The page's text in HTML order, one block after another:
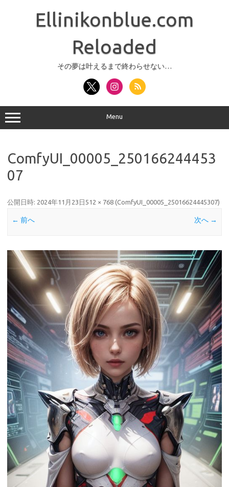
Ellinikonblue.com
Reloaded
その夢は叶えるまで終わらせない…
Menu
ComfyUI_00005_250166244453
07
公開日時: 2024年11月23日 512 × 768 (ComfyUI_00005_25016624445307)
← 前へ 次へ →